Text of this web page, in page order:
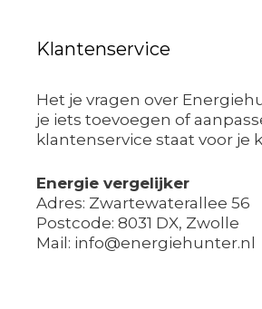
Klantenservice
Het je vragen over
je iets toevoegen of
klantenservice staat voor je
Energie vergelijker
Adres: Zwartewaterallee 56
Postcode: 8031 DX, Zwolle
Mail: info@energiehunter.nl